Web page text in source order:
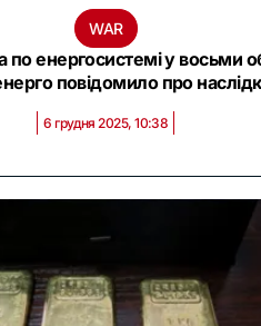
WAR
по енергосистемі у восьми
повідомило про
6 грудня 2025, 10:38